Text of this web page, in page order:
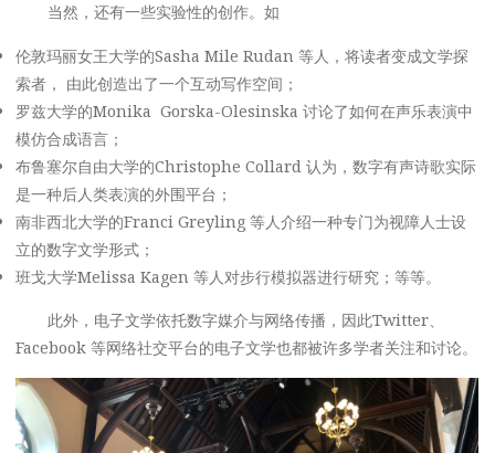
当然，还有一些实验性的创作。如
伦敦玛丽女王大学的Sasha Mile Rudan 等人，将读者变成文学探
索者， 由此创造出了一个互动写作空间；
罗兹大学的Monika Gorska-Olesinska 讨论了如何在声乐表演中
模仿合成语言；
布鲁塞尔自由大学的Christophe Collard 认为，数字有声诗歌实际
是一种后人类表演的外围平台；
南非西北大学的Franci Greyling 等人介绍一种专门为视障人士设
立的数字文学形式；
班戈大学Melissa Kagen 等人对步行模拟器进行研究；等等。
此外，电子文学依托数字媒介与网络传播，因此Twitter、
Facebook 等网络社交平台的电子文学也都被许多学者关注和讨论。